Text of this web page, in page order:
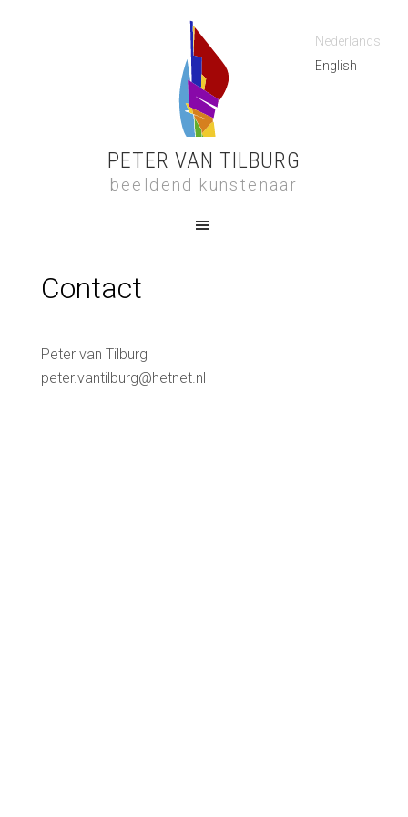
Nederlands
English
PETER VAN TILBURG
beeldend kunstenaar
Contact
Peter van Tilburg
peter.vantilburg@hetnet.nl